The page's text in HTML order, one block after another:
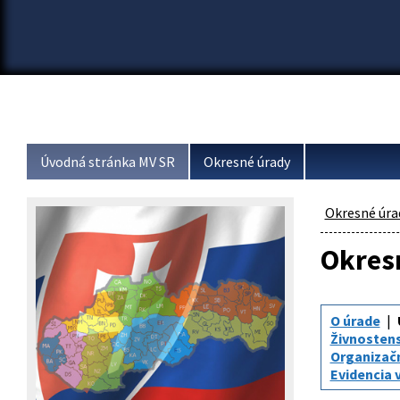
Úvodná stránka MV SR Okresné úrady
Okresné
O úrade
Evidencia